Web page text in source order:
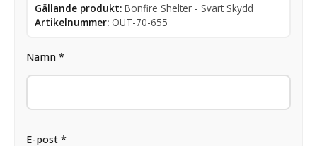
Gällande produkt: Bonfire Shelter - Svart Skydd
Artikelnummer: OUT-70-655
Namn *
E-post *